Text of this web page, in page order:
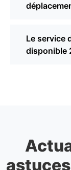
Le service
disponible
astuces